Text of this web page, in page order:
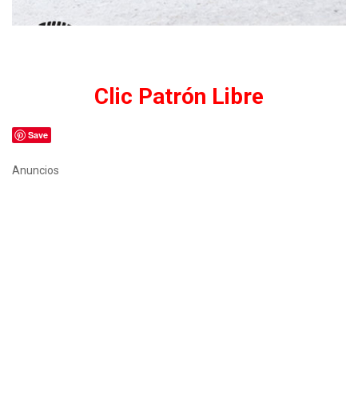
Clic Patrón Libre
Save
Anuncios